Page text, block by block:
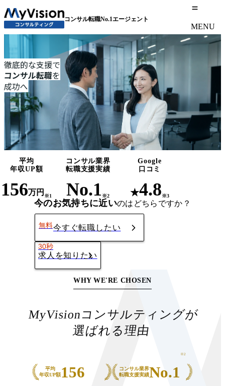
コンサル転職No.1エージェント
MENU
徹底的な支援で
コンサル転職を
成功へ
平均
年収UP額
156万円 ※1
コンサル業界
転職支援実績
No.1※2
Google
口コミ
★4.8※3
今のお気持ちに近いのはどちらですか？
無料
30秒
今すぐ転職したい
求人を知りたい
WHY WE'RE CHOSEN
MyVisionコンサルティングが
選ばれる理由
平均
年収UP額 156
コンサル業界
転職支援実績No.1
※2